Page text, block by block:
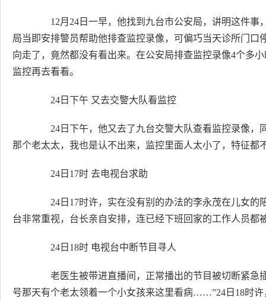
12月24日一早，他找到九台市公安局，讲明这件事
局当即安排警员帮助他排查监控录像，可偏巧当天诊所门
向走了，竟然都没有看出来。在公安局排查监控录像4个多
监控再去看看。
24日下午 又去交警大队看监控
24日下午，他又去了九台交警大队查看监控录像，
那个老太太，我也是认不出来，监控里面人太小了，特征都
24日17时 去电视台求助
24日17时许，实在没有别的办法的李永茂在儿女的
台非常重视，台长亲自安排，连已经下班回家的工作人员都
24日18时 电视台中断节目寻人
老医生被带进直播间，正常播出的节目被切断紧急
号那天有个老太领着一个小女孩来这里看病……”24日18时